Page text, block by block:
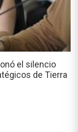
el silencio
de Tierra